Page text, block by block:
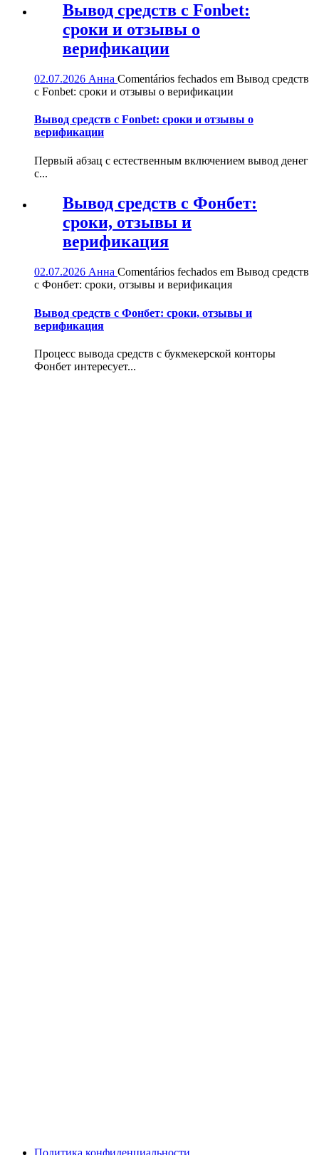
Вывод средств с Fonbet:
сроки и отзывы о
верификации
02.07.2026 Анна Comentários fechados em Вывод средств
с Fonbet: сроки и отзывы о верификации
Вывод средств с Fonbet: сроки и отзывы о
верификации
Первый абзац с естественным включением вывод денег
с...
Вывод средств с Фонбет:
сроки, отзывы и
верификация
02.07.2026 Анна Comentários fechados em Вывод средств
с Фонбет: сроки, отзывы и верификация
Вывод средств с Фонбет: сроки, отзывы и
верификация
Процесс вывода средств с букмекерской конторы
Фонбет интересует...
Политика конфиденциальности